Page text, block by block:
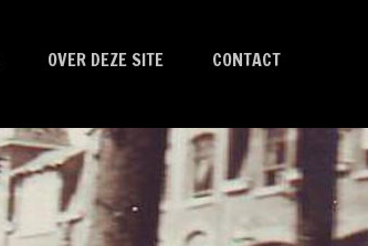
OVER DEZE SITE CONTACT